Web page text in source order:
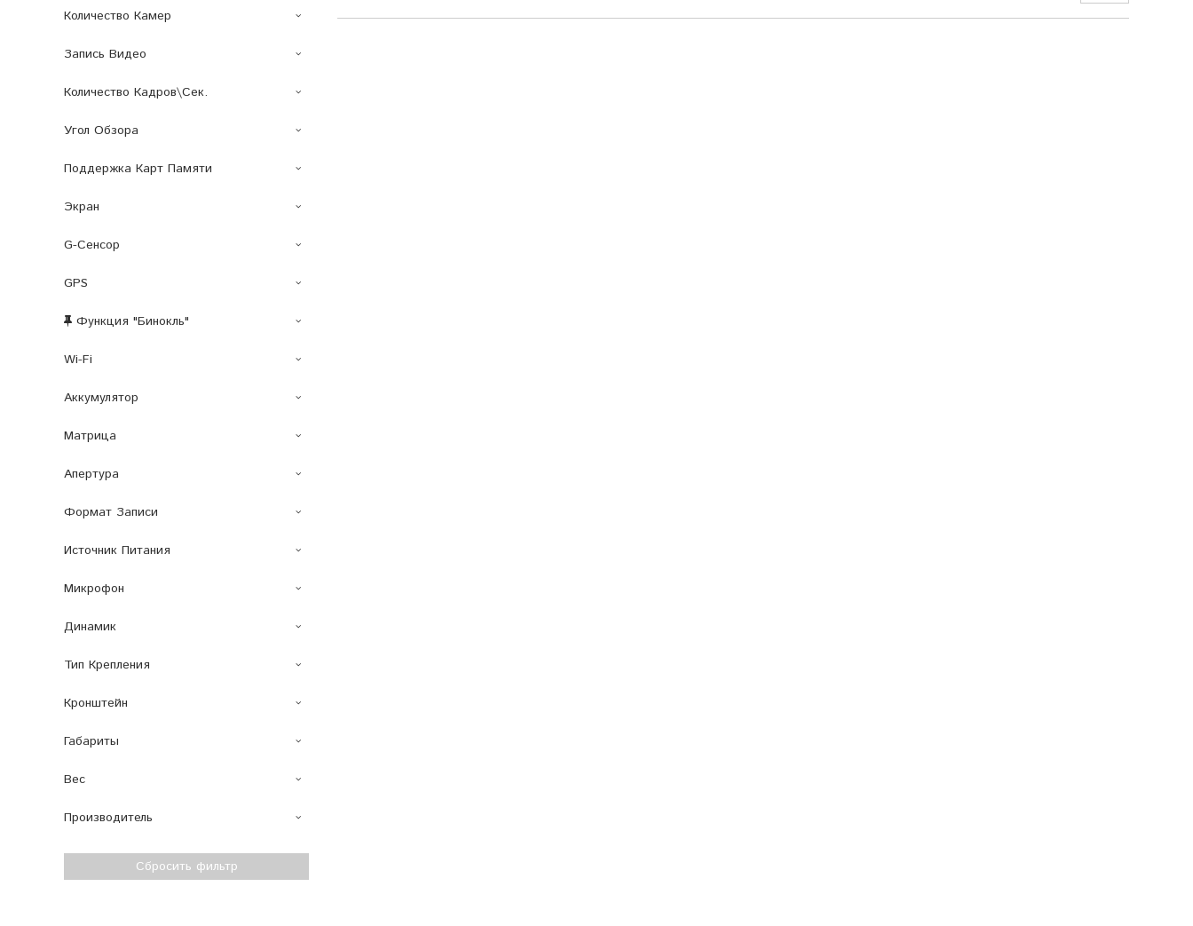
Количество Камер
Запись Видео
Количество Кадров\сек.
Угол Обзора
Поддержка Карт Памяти
Экран
G-Сенсор
GPS
Функция "бинокль"
Wi-Fi
Аккумулятор
Матрица
Апертура
Формат Записи
Источник Питания
Микрофон
Динамик
Тип Крепления
Кронштейн
Габариты
Вес
Производитель
Сбросить фильтр